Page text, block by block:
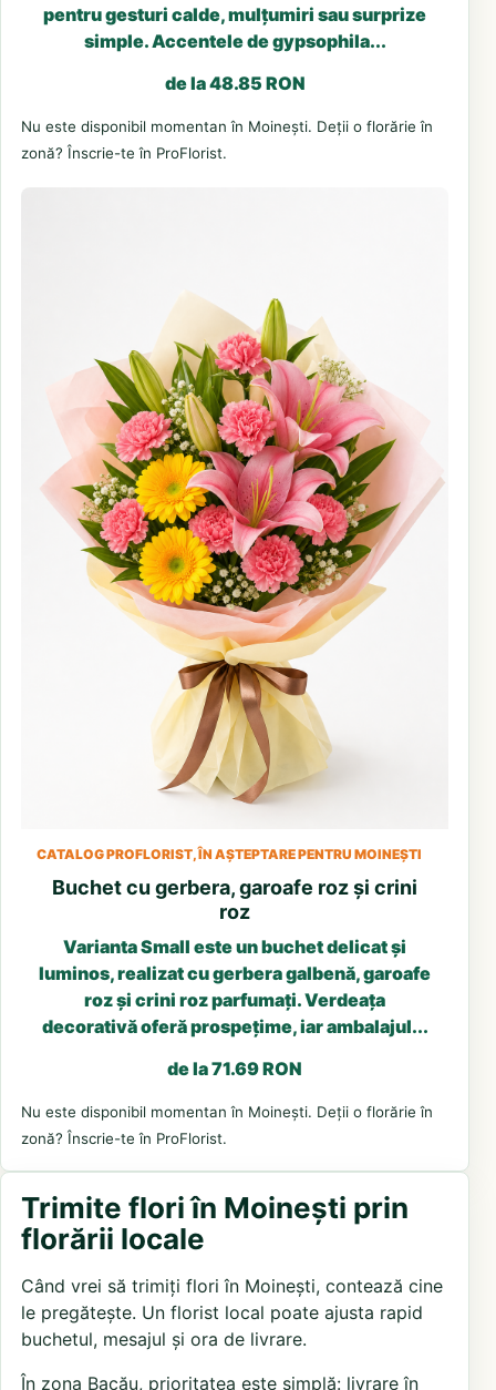
pentru gesturi calde, mulțumiri sau surprize
simple. Accentele de gypsophila...
de la 48.85 RON
Nu este disponibil momentan în Moinești. Deții o florărie în
zonă? Înscrie-te în ProFlorist.
CATALOG PROFLORIST, ÎN AȘTEPTARE PENTRU MOINEȘTI
Buchet cu gerbera, garoafe roz și crini
roz
Varianta Small este un buchet delicat și
luminos, realizat cu gerbera galbenă, garoafe
roz și crini roz parfumați. Verdeața
decorativă oferă prospețime, iar ambalajul...
de la 71.69 RON
Nu este disponibil momentan în Moinești. Deții o florărie în
zonă? Înscrie-te în ProFlorist.
Trimite flori în Moinești prin
florării locale
Când vrei să trimiți flori în Moinești, contează cine
le pregătește. Un florist local poate ajusta rapid
buchetul, mesajul și ora de livrare.
În zona Bacău, prioritatea este simplă: livrare în